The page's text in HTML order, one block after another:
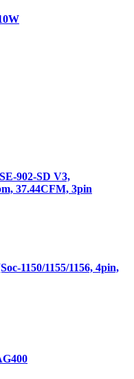
902-SD V3,
37.44CFM, 3pin
1150/1155/1156, 4pin,